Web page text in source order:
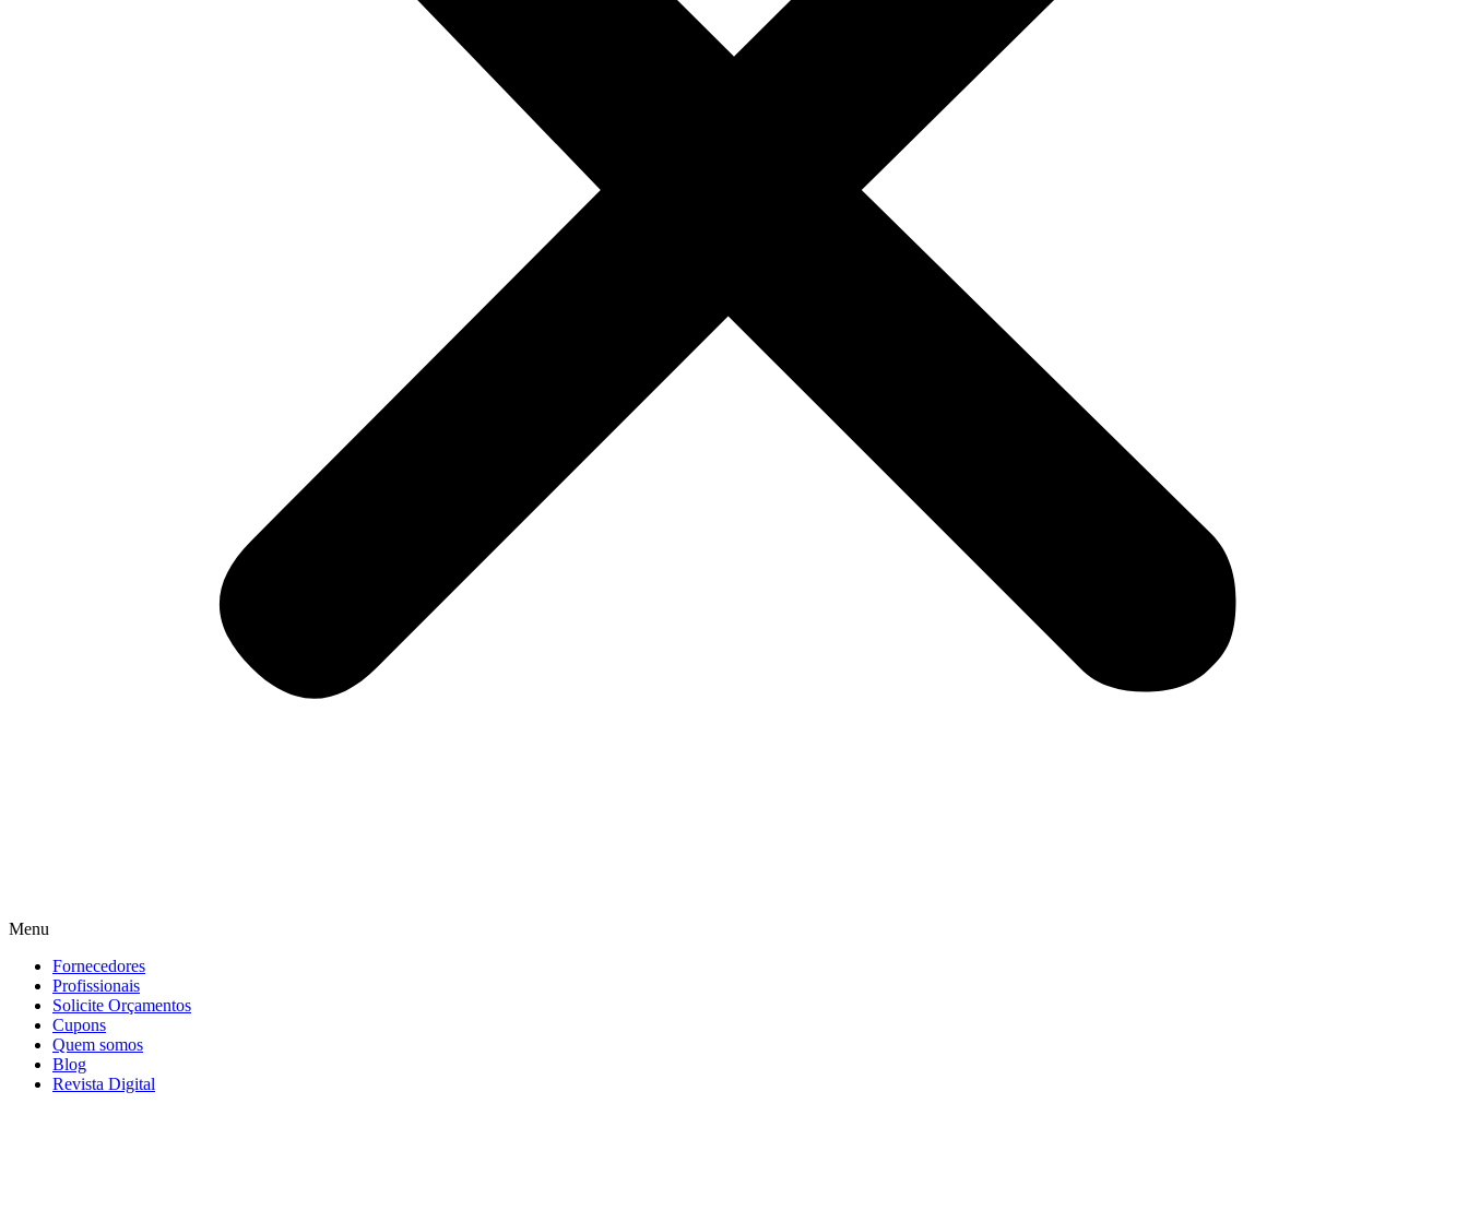
Menu
Fornecedores
Profissionais
Solicite Orçamentos
Cupons
Quem somos
Blog
Revista Digital